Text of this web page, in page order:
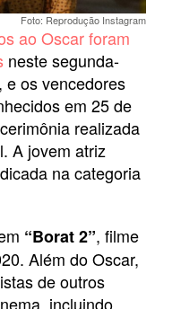
Foto: Reprodução Instagram
ao Oscar foram
neste segunda-
e os vencedores
em 25 de
realizada
A jovem atriz
na categoria
“Borat 2”, filme
Além do Oscar,
de outros
incluindo